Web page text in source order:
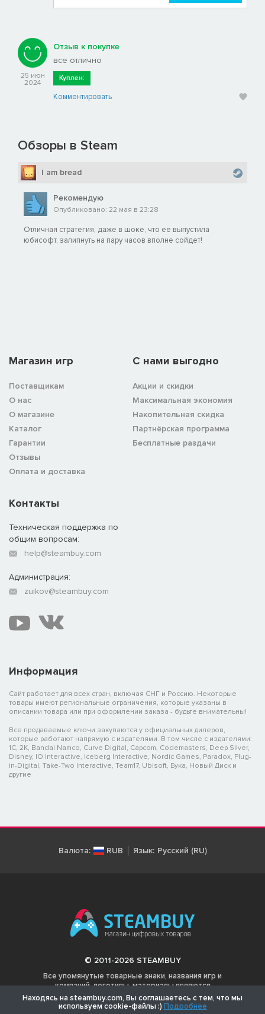
25 июн
2024
Отзыв к покупке
все отлично
Куплен:
Комментировать
Обзоры в Steam
I am bread
Рекомендую
Опубликовано: 22 мая в 23:28
Отличная стратегия, даже в шоке, что ее выпустила
юбисофт, залипнуть на пару часов вполне сойдет!
Магазин игр
Поставщикам
О нас
О магазине
Каталог
Гарантии
Отзывы
Оплата и доставка
C нами выгодно
Акции и скидки
Максимальная экономия
Накопительная скидка
Партнёрская программа
Бесплатные раздачи
Информация
Сайт работает для всех стран, включая СНГ и Россию. Некоторые
товары имеют региональные ограничения, которые указаны в
описании товара или при оформлении заказа - будьте внимательны!
Все продаваемые ключи закупаются у официальных дилеров,
которые работают напрямую с издателями. В том числе с издателями:
1C, 2K, Bandai Namco, Curve Digital, Capcom, Codemasters, Deep Silver,
Disney, IO Interactive, Iceberg Interactive, Nordic Games, Paradox, Plug-
in-Digital, Take-Two Interactive, Team17, Ubisoft, Бука, Новый Диск и
другие
Контакты
Техническая поддержка по
общим вопросам:
help@steambuy.com
Администрация:
zuikov@steambuy.com
Валюта: RUB Язык: Русский (RU)
© 2011-2026 STEAMBUY
Все упомянутые товарные знаки, названия игр и
компаний, логотипы, материалы являются
собственностью соответствующих владельцев.
Находясь на steambuy.com, Вы соглашаетесь с тем, что мы
используем cookie-файлы :) Подробнее